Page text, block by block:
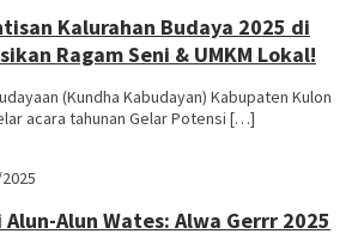
Kalurahan Budaya 2025 di
Ragam Seni & UMKM Lokal!
(Kundha Kabudayan) Kabupaten Kulon
acara tahunan Gelar Potensi […]
Alun Wates: Alwa Gerrr 2025